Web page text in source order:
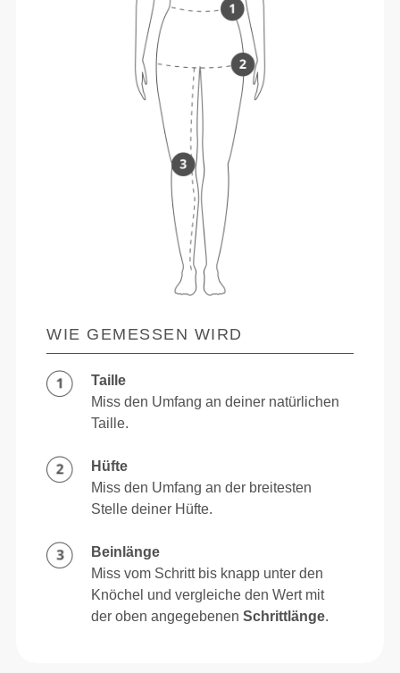
WIE GEMESSEN WIRD
Taille
Miss den Umfang an deiner natürlichen
Taille.
Hüfte
Miss den Umfang an der breitesten
Stelle deiner Hüfte.
Beinlänge
Miss vom Schritt bis knapp unter den
Knöchel und vergleiche den Wert mit
der oben angegebenenSchrittlänge.